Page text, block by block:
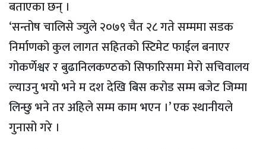
बताएका छन् ।
‘सन्तोष चालिसे ज्युले २०७९ चैत २८ गते सम्ममा सडक
निर्माणको कुल लागत सहितको स्टिमेट फाईल बनाएर
गोकर्णेश्वर र बुढानिलकण्ठको सिफारिसमा मेरो सचिवालय
ल्याउनु भयो भने म दश देखि बिस करोड सम्म बजेट जिम्मा
लिन्छु भने तर अहिले सम्म काम भएन ।’ एक स्थानीयले
गुनासो गरे ।